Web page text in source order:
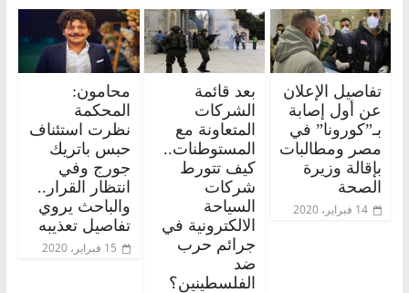
تفاصيل الإعلان
عن أول إصابة
بـ”كورونا” في
مصر ومطالبات
بإقالة وزيرة
الصحة
14 فبراير، 2020
بعد قائمة
الشركات
المتعاونة مع
المستوطنات..
كيف تتورط
شركات
السياحة
الالكترونية في
جرائم حرب
ضد
الفلسطينين؟
محامون:
المحكمة
نظرت استئناف
حبس باتريك
جورج وفي
انتظار القرار..
والباحث يروي
تفاصيل تعذيبه
15 فبراير، 2020